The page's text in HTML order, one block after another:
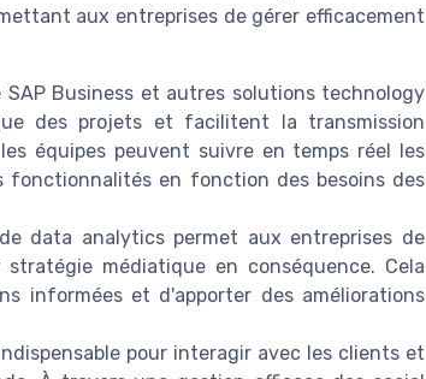
aux entreprises de gérer efficacement
Business et autres solutions technology
des projets et facilitent la transmission
équipes peuvent suivre en temps réel les
en fonction des besoins des
data analytics permet aux entreprises de
médiatique en conséquence. Cela
informées et d'apporter des améliorations
pour interagir avec les clients et